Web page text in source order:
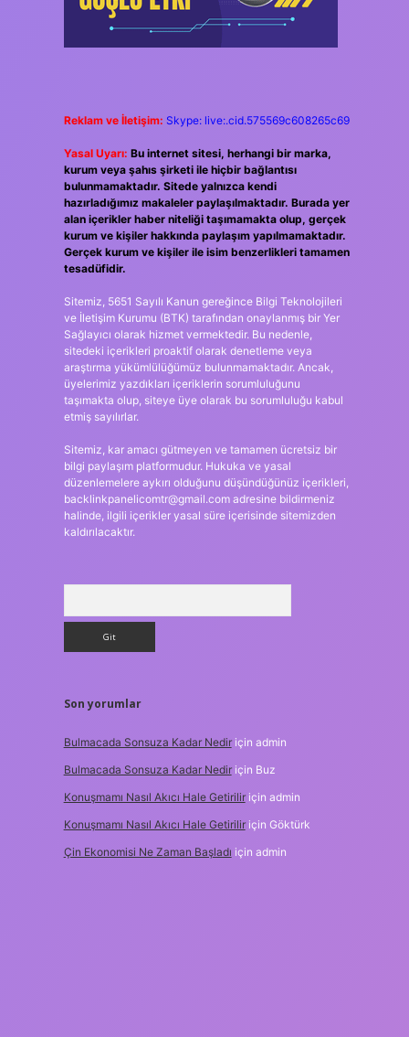
Reklam ve İletişim: Skype: live:.cid.575569c608265c69
Yasal Uyarı: Bu internet sitesi, herhangi bir marka,
kurum veya şahıs şirketi ile hiçbir bağlantısı
bulunmamaktadır. Sitede yalnızca kendi
hazırladığımız makaleler paylaşılmaktadır. Burada yer
alan içerikler haber niteliği taşımamakta olup, gerçek
kurum ve kişiler hakkında paylaşım yapılmamaktadır.
Gerçek kurum ve kişiler ile isim benzerlikleri tamamen
tesadüfidir.
Sitemiz, 5651 Sayılı Kanun gereğince Bilgi Teknolojileri
ve İletişim Kurumu (BTK) tarafından onaylanmış bir Yer
Sağlayıcı olarak hizmet vermektedir. Bu nedenle,
sitedeki içerikleri proaktif olarak denetleme veya
araştırma yükümlülüğümüz bulunmamaktadır. Ancak,
üyelerimiz yazdıkları içeriklerin sorumluluğunu
taşımakta olup, siteye üye olarak bu sorumluluğu kabul
etmiş sayılırlar.
Sitemiz, kar amacı gütmeyen ve tamamen ücretsiz bir
bilgi paylaşım platformudur. Hukuka ve yasal
düzenlemelere aykırı olduğunu düşündüğünüz içerikleri,
backlinkpanelicomtr@gmail.comadresine bildirmeniz
halinde, ilgili içerikler yasal süre içerisinde sitemizden
kaldırılacaktır.
Son yorumlar
Bulmacada Sonsuza Kadar Nediriçin admin
Bulmacada Sonsuza Kadar Nediriçin Buz
Konuşmamı Nasıl Akıcı Hale Getiriliriçin admin
Konuşmamı Nasıl Akıcı Hale Getiriliriçin Göktürk
Çin Ekonomisi Ne Zaman Başladı için admin